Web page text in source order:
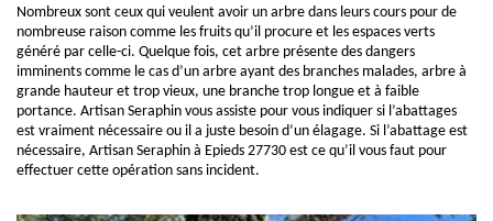
Nombreux sont ceux qui veulent avoir un arbre dans leurs cours pour de
nombreuse raison comme les fruits qu’il procure et les espaces verts
généré par celle-ci. Quelque fois, cet arbre présente des dangers
imminents comme le cas d’un arbre ayant des branches malades, arbre à
grande hauteur et trop vieux, une branche trop longue et à faible
portance. Artisan Seraphin vous assiste pour vous indiquer si l’abattages
est vraiment nécessaire ou il a juste besoin d’un élagage. Si l’abattage est
nécessaire, Artisan Seraphin à Epieds 27730 est ce qu’il vous faut pour
effectuer cette opération sans incident.